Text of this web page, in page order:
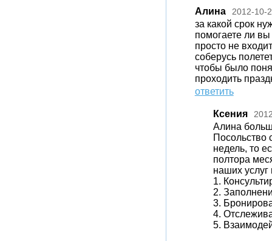
Алина 2012-10-
за какой срок
помогаете ли вы
просто не
соберусь
чтобы было
проходить
ответить
Ксения
Алина
Посольство
недель, то
полтора
наших услуг
1.
2.
3.
4.
5.